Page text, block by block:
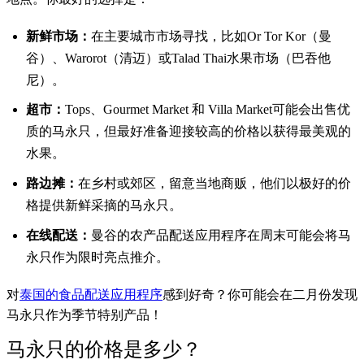
新鲜市场： 在主要城市市场寻找，比如Or Tor Kor（曼
谷）、Warorot（清迈）或Talad Thai水果市场（巴吞他
尼）。
超市： Tops、Gourmet Market 和 Villa Market可能会出售优
质的马永只，但最好准备迎接较高的价格以获得最美观的
水果。
路边摊： 在乡村或郊区，留意当地商贩，他们以极好的价
格提供新鲜采摘的马永只。
在线配送： 曼谷的农产品配送应用程序在周末可能会将马
永只作为限时亮点推介。
对泰国的食品配送应用程序感到好奇？你可能会在二月份发现
马永只作为季节特别产品！
马永只的价格是多少？